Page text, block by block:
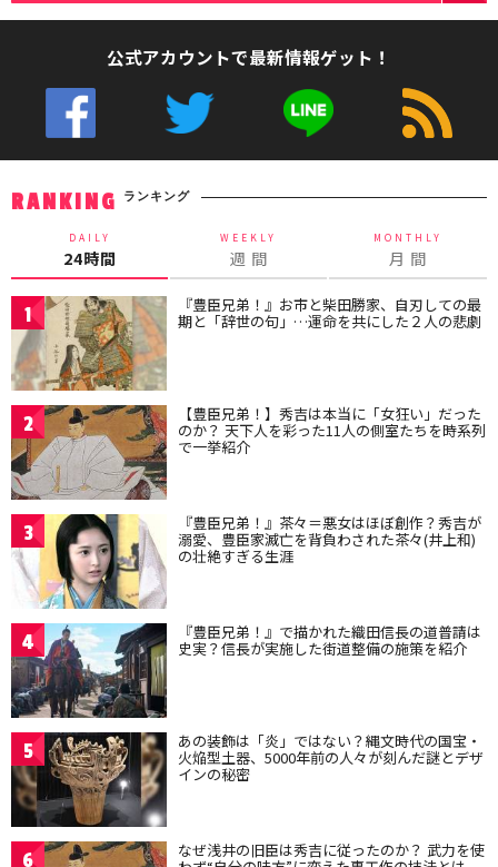
公式アカウントで最新情報ゲット！
RANKING ランキング
DAILY
24時間
WEEKLY
週 間
MONTHLY
月 間
1 『豊臣兄弟！』お市と柴田勝家、自刃しての最
期と「辞世の句」…運命を共にした２人の悲劇
2 【豊臣兄弟！】秀吉は本当に「女狂い」だった
のか？ 天下人を彩った11人の側室たちを時系列
で一挙紹介
3 『豊臣兄弟！』茶々＝悪女はほぼ創作？秀吉が
溺愛、豊臣家滅亡を背負わされた茶々(井上和)
の壮絶すぎる生涯
4 『豊臣兄弟！』で描かれた織田信長の道普請は
史実？信長が実施した街道整備の施策を紹介
5 あの装飾は「炎」ではない？縄文時代の国宝・
火焔型土器、5000年前の人々が刻んだ謎とデザ
インの秘密
6 なぜ浅井の旧臣は秀吉に従ったのか？ 武力を使